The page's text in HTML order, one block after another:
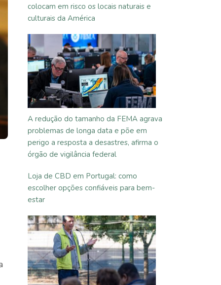
colocam em risco os locais naturais e
culturais da América
A redução do tamanho da FEMA agrava
problemas de longa data e põe em
perigo a resposta a desastres, afirma o
órgão de vigilância federal
Loja de CBD em Portugal: como
escolher opções confiáveis para bem-
estar